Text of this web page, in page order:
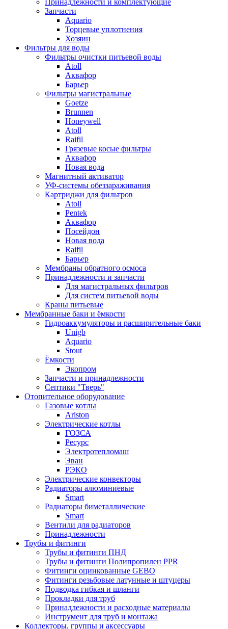
Принадлежности и комплектующие
Запчасти
Aquario
Торцевые уплотнения
Хозяин
Фильтры для воды
Фильтры очистки питьевой воды
Atoll
Аквафор
Барьер
Фильтры магистральные
Goetze
Brunnen
Honeywell
Atoll
Raifil
Грязевые косые фильтры
Аквафор
Новая вода
Магнитный активатор
УФ-системы обеззараживания
Картриджи для фильтров
Atoll
Pentek
Аквафор
Посейдон
Новая вода
Raifil
Барьер
Мембраны обратного осмоса
Принадлежности и запчасти
Для магистральных фильтров
Для систем питьевой воды
Краны питьевые
Мембранные баки и ёмкости
Гидроаккумуляторы и расширительные баки
Unigb
Aquario
Stout
Ёмкости
Экопром
Запчасти и принадлежности
Септики "Тверь"
Отопительное оборудование
Газовые котлы
Ariston
Электрические котлы
ГОЗСА
Ресурс
Электротепломаш
Эван
РЭКО
Электрические конвекторы
Радиаторы алюминиевые
Smart
Радиаторы биметаллические
Smart
Вентили для радиаторов
Принадлежности
Трубы и фитинги
Трубы и фитинги ПНД
Трубы и фитинги Полипропилен PPR
Фитинги оцинкованные GEBO
Фитинги резьбовые латунные и штуцеры
Подводка гибкая и шланги
Прокладки для труб
Принадлежности и расходные материалы
Инструмент для труб и монтажа
Коллекторы, группы и аксессуары